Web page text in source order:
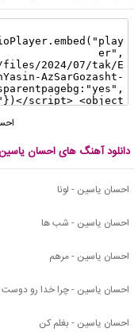
دانلود آهنگ های احسان
احسان یاسین - لونا
احسان یاسین - شب ها
احسان یاسین - مرهم
احسان یاسین - چرا خدا رو دوست
احسان یاسین - بغلم کن